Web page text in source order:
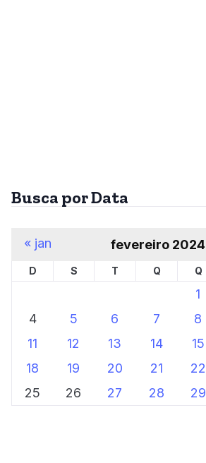
Busca por Data
fevereiro 2024
D S T Q Q
1
4
5 6 7 8
11
12 13 14 15
18
19 20 21 22
25
26 27 28 29
« jan